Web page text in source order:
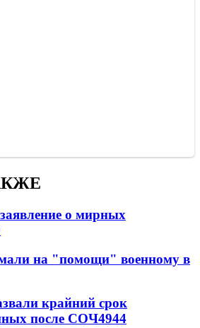
о мирных
на "помощи" военному в
крайний срок
после СОЧ4944